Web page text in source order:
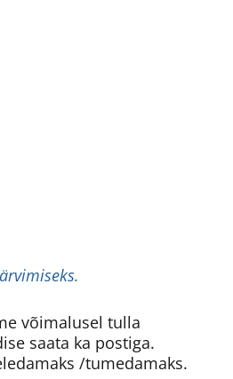
võimalusel tulla
saata ka postiga.
/tumedamaks.